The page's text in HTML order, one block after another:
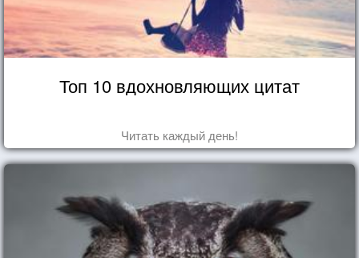
Топ 10 вдохновляющих цитат
Читать каждый день!